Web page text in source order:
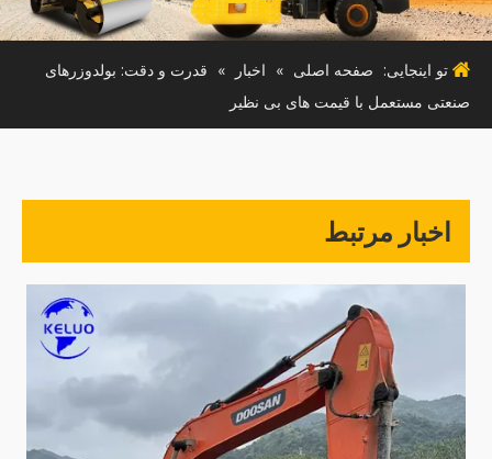
Deutsch
Português
Español
Pусский
تو اینجایی: صفحه اصلی » اخبار » قدرت و دقت: بولدوزرهای
صنعتی مستعمل با قیمت های بی نظیر
اخبار مرتبط